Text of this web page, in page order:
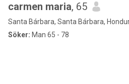
carmen maria, 65
Santa Bárbara, Santa Bárbara,
Söker: Man 65 - 78